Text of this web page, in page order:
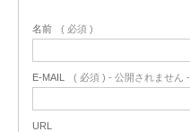
名前 ( 必須 )
E-MAIL ( 必須 ) - 公開されません -
URL